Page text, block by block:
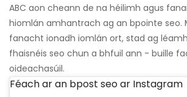
ABC aon cheann de na héilimh agus
hiomlán amhantrach ag an bpointe seo.
fanacht ionadh iomlán ort, stad ag
fhaisnéis seo chun a bhfuil ann - buille
oideachasúil.
Féach ar an bpost seo ar Instagram